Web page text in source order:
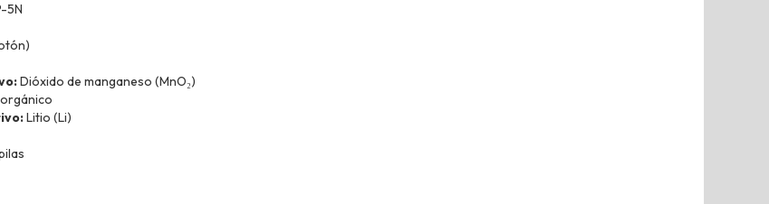
5N
Dióxido de manganeso (MnO₂)
Litio (Li)